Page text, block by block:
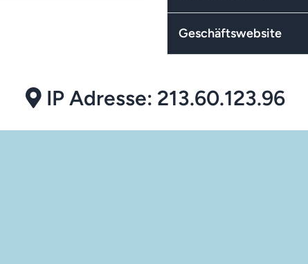
Geschäftswebsite
IP Adresse: 213.60.123.96